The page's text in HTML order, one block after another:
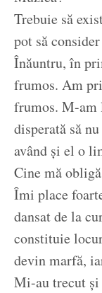
Trebuie să
pot să
Înăuntru, în
frumos. Am
frumos. M-am
disperată să
având și el o
Cine mă
Îmi place
dansat de la
constituie
devin marfă,
Mi-au trecut